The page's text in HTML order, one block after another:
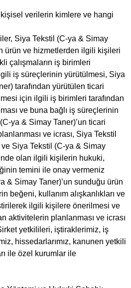
verilerin kimlere ve hangi
Siya Tekstil (C-ya & Simay
ürün ve hizmetlerden ilgili kişileri
çalışmaların iş birimleri
iş süreçlerinin yürütülmesi, Siya
tarafından yürütülen ticari
için ilgili iş birimleri tarafından
ve buna bağlı iş süreçlerinin
ya & Simay Taner)’un ticari
ve icrası, Siya Tekstil
Siya Tekstil (C-ya & Simay
olan ilgili kişilerin hukuki,
temini ile onay vermeniz
& Simay Taner)’un sunduğu ürün
beğeni, kullanım alışkanlıkları ve
ilgili kişilere önerilmesi ve
aktivitelerin planlanması ve icrası
yetkilileri, iştiraklerimiz, iş
hissedarlarımız, kanunen yetkili
ile özel kurumlar ile